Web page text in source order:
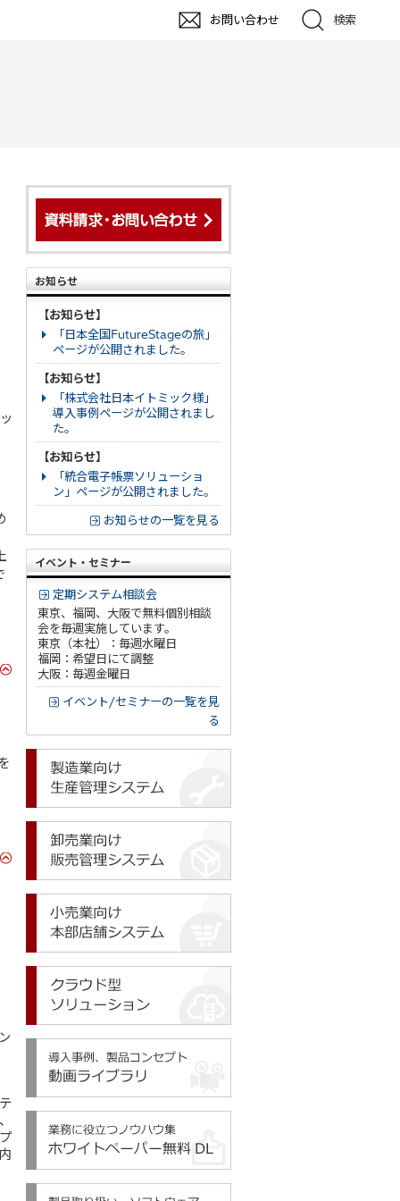
お問い合わせ 検索
お知らせ
【お知らせ】
「日本全国FutureStageの旅」
ページが公開されました。
【お知らせ】
「株式会社日本イトミック様」
導入事例ページが公開されまし
た。
【お知らせ】
「統合電子帳票ソリューショ
ン」ページが公開されました。
お知らせの一覧を見る
イベント・セミナー
定期システム相談会
東京、福岡、大阪で無料個別相談
会を毎週実施しています。
東京（本社）：毎週水曜日
福岡：希望日にて調整
大阪：毎週金曜日
イベント/セミナーの一覧を見
る